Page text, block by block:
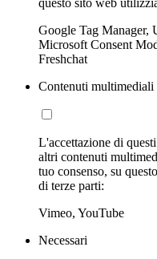
Google Tag Manager,
Microsoft Consent
Freshchat
Contenuti multimediali
L'accettazione di
altri contenuti
tuo consenso, su
di terze parti:
Vimeo, YouTube
Necessari